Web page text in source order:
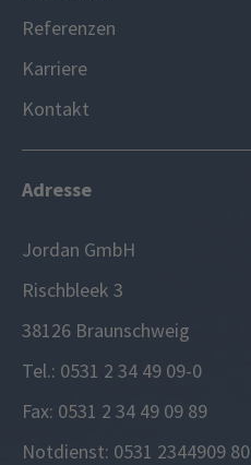
Referenzen
Karriere
Kontakt
Adresse
Jordan GmbH
Rischbleek 3
38126 Braunschweig
Tel.: 0531 2 34 49 09-0
Fax: 0531 2 34 49 09 89
Notdienst: 0531 2344909 80